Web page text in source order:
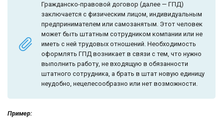
Гражданско-правовой договор (далее — ГПД)
заключается с физическим лицом, индивидуальным
предпринимателем или самозанятым. Этот человек
может быть штатным сотрудником компании или не
иметь с ней трудовых отношений. Необходимость
оформлять ГПД возникает в связи с тем, что нужно
выполнить работу, не входящую в обязанности
штатного сотрудника, а брать в штат новую единицу
неудобно, нецелесообразно или нет возможности.
Пример: